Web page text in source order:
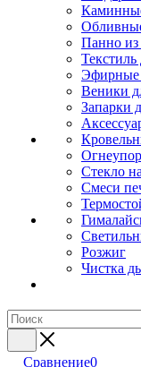
Панно
Текстиль
Эфирные
Веники
Запарки
Стекло
Смеси
Розжиг
Чистка
Сравнение0